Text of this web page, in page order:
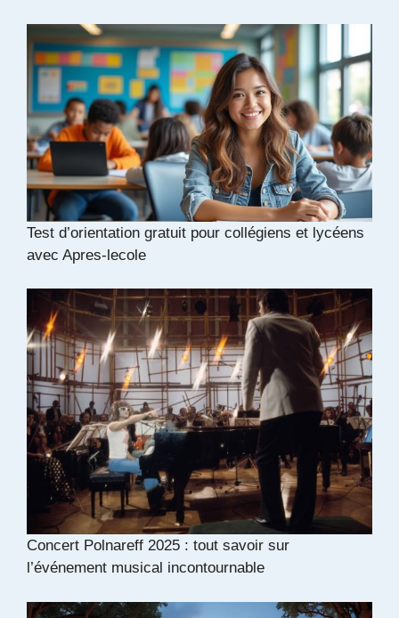
Test d’orientation gratuit pour collégiens et lycéens
avec Apres-lecole
Concert Polnareff 2025 : tout savoir sur
l’événement musical incontournable